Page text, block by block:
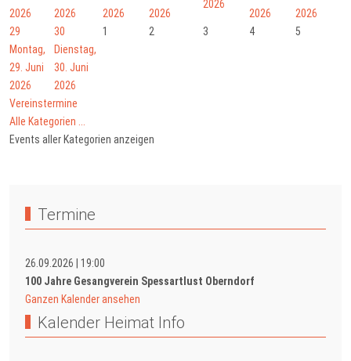
2026
2026
2026
2026
2026
2026
2026
29
Montag,
29. Juni
2026
30
Dienstag,
30. Juni
2026
1 2 3 4 5
Vereinstermine
Alle Kategorien ...
Events aller Kategorien anzeigen
Termine
26.09.2026
19:00
100 Jahre Gesangverein Spessartlust Oberndorf
Ganzen Kalender ansehen
Kalender Heimat Info